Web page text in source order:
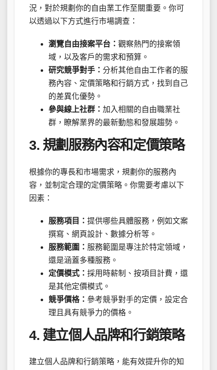
況，對於規劃你的自由業工作至關重要。你可
以透過以下方式進行市場調查：
瀏覽自由接案平台： 觀察熱門的接案領
域，以及客戶的需求和預算。
研究競爭對手： 分析其他自由工作者的服
務內容、定價策略和行銷方式，找到自己
的差異化優勢。
參與線上社群： 加入相關的自由職業社
群，瞭解業界的最新動態和發展趨勢。
3. 規劃服務內容和定價策略
根據你的專長和市場需求，規劃你的服務內
容，並制定合理的定價策略。你需要考慮以下
因素：
服務項目： 提供哪些具體服務，例如文案
撰寫、網頁設計、數據分析等。
服務範圍： 服務範圍是專注於特定領域，
還是涵蓋多種服務。
定價模式： 採用時薪制、按項目計費，還
是其他定價模式。
競爭價格： 參考競爭對手的定價，設定合
理且具有競爭力的價格。
4. 建立個人品牌和行銷策略
建立個人品牌和行銷策略，能有效提升你的知